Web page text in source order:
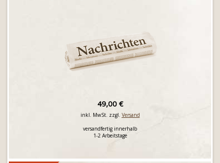
49,00 €
inkl. MwSt. zzgl. Versand
versandfertig innerhalb
1-2 Arbeitstage